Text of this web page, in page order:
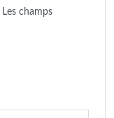
Les champs